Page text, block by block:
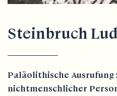
Steinbruch
Paläolithische Ausrufung
nichtmenschlicher